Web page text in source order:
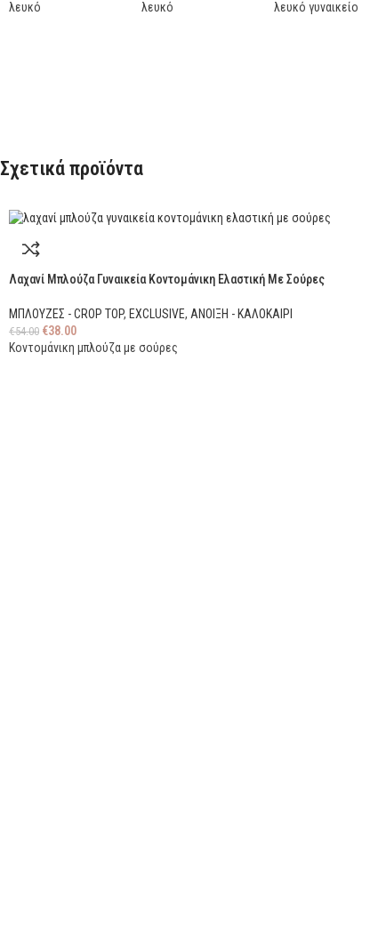
Σχετικά προϊόντα
Λαχανί Μπλούζα Γυναικεία Κοντομάνικη Ελαστική Με Σούρες
ΜΠΛΟΥΖΕΣ - CROP TOP, EXCLUSIVE, ΑΝΟΙΞΗ - ΚΑΛΟΚΑΙΡΙ
€54.00 €38.00
Κοντομάνικη μπλούζα με σούρες